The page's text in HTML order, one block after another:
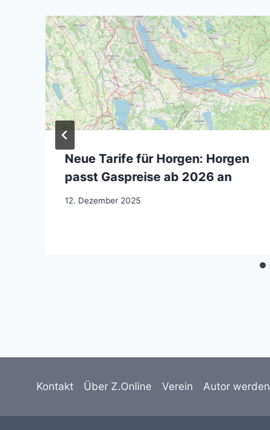
Neue Tarife für Horgen: Horgen
passt Gaspreise ab 2026 an
12. Dezember 2025
Kontakt Über Z.Online Verein Autor werden